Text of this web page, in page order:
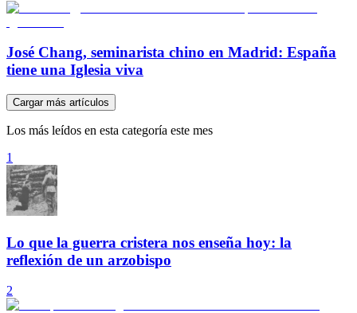
José Chang, seminarista chino en Madrid: España
tiene una Iglesia viva
Cargar más artículos
Los más leídos en esta categoría este mes
1
Lo que la guerra cristera nos enseña hoy: la
reflexión de un arzobispo
2